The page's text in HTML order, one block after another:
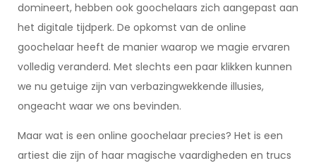
domineert, hebben ook goochelaars zich aangepast aan
het digitale tijdperk. De opkomst van de online
goochelaar heeft de manier waarop we magie ervaren
volledig veranderd. Met slechts een paar klikken kunnen
we nu getuige zijn van verbazingwekkende illusies,
ongeacht waar we ons bevinden.
Maar wat is een online goochelaar precies? Het is een
artiest die zijn of haar magische vaardigheden en trucs